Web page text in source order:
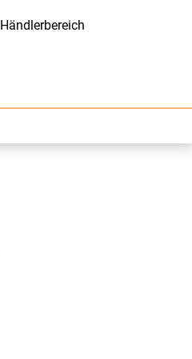
Händlerbereich